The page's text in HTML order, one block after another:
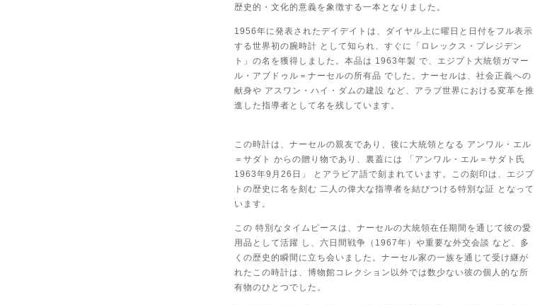
歴史的・文化的意義を象徴する一本となりました。
1956年に発表されたデイデイトは、ダイヤル上に曜日と日付をフル表示
する世界初の腕時計 として知られ、すぐに「ロレックス・プレジデン
ト」の名を獲得しました。本品は 1963年製 で、エジプト大統領ガマー
ル・アブドゥル＝ナーセルの所有品 でした。ナーセルは、社会正義への
献身や アスワン・ハイ・ダムの建設 など、アラブ世界における変革を推
進した指導者として名を残しています。
この時計は、ナーセルの親友であり、後に大統領となる アンワル・エル
＝サダト からの贈り物であり、裏蓋には 「アンワル・エル＝サダト氏
1963年9月26日」 とアラビア語で刻まれています。この刻印は、エジプ
トの歴史に名を刻む 二人の偉大な指導者を結びつける特別な証 となって
います。
この 特別なタイムピースは、ナーセルの大統領在任期間を通じて彼の愛
用品として活躍 し、六日間戦争（1967年）や重要な外交会談 など、多
くの歴史的瞬間に立ち会いました。ナーセル家の一族を通じて受け継が
れたこの時計は、博物館コレクション以外では数少ない彼の個人的な所
有物のひとつでした。